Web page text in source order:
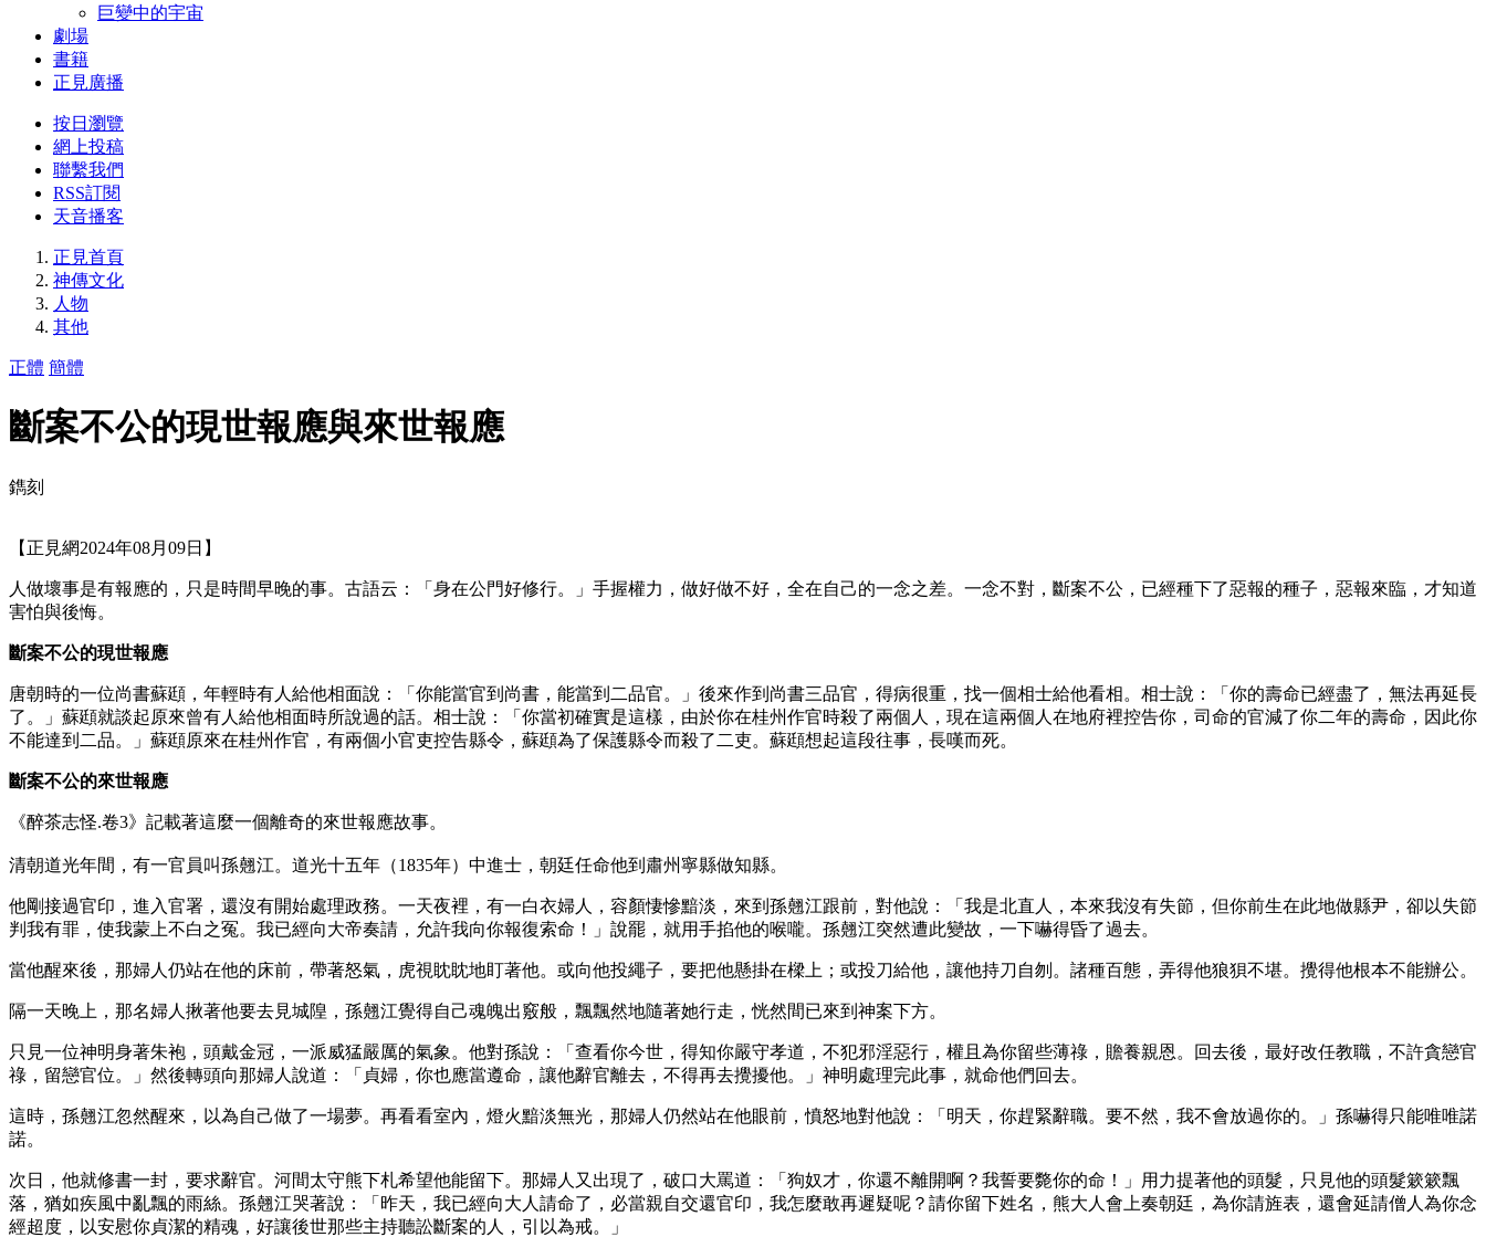
巨變中的宇宙
劇場
書籍
正見廣播
按日瀏覽
網上投稿
聯繫我們
RSS訂閱
天音播客
正見首頁
神傳文化
人物
其他
正體 簡體
斷案不公的現世報應與來世報應
鐫刻
【正見網2024年08月09日】
人做壞事是有報應的，只是時間早晚的事。古語云：「身在公門好修行。」手握權力，做好做不好，全在自己的一念之差。一念不對，斷案不公，已經種下了惡報的種子，惡報來臨，才知道
害怕與後悔。
斷案不公的現世報應
唐朝時的一位尚書蘇頲，年輕時有人給他相面說：「你能當官到尚書，能當到二品官。」後來作到尚書三品官，得病很重，找一個相士給他看相。相士說：「你的壽命已經盡了，無法再延長
了。」蘇頲就談起原來曾有人給他相面時所說過的話。相士說：「你當初確實是這樣，由於你在桂州作官時殺了兩個人，現在這兩個人在地府裡控告你，司命的官減了你二年的壽命，因此你
不能達到二品。」蘇頲原來在桂州作官，有兩個小官吏控告縣令，蘇頲為了保護縣令而殺了二吏。蘇頲想起這段往事，長嘆而死。
斷案不公的來世報應
《醉茶志怪.卷3》記載著這麼一個離奇的來世報應故事。
清朝道光年間，有一官員叫孫翹江。道光十五年（1835年）中進士，朝廷任命他到肅州寧縣做知縣。
他剛接過官印，進入官署，還沒有開始處理政務。一天夜裡，有一白衣婦人，容顏悽慘黯淡，來到孫翹江跟前，對他說：「我是北直人，本來我沒有失節，但你前生在此地做縣尹，卻以失節
判我有罪，使我蒙上不白之冤。我已經向大帝奏請，允許我向你報復索命！」說罷，就用手掐他的喉嚨。孫翹江突然遭此變故，一下嚇得昏了過去。
當他醒來後，那婦人仍站在他的床前，帶著怒氣，虎視眈眈地盯著他。或向他投繩子，要把他懸掛在樑上；或投刀給他，讓他持刀自刎。諸種百態，弄得他狼狽不堪。攪得他根本不能辦公。
隔一天晚上，那名婦人揪著他要去見城隍，孫翹江覺得自己魂魄出竅般，飄飄然地隨著她行走，恍然間已來到神案下方。
只見一位神明身著朱袍，頭戴金冠，一派威猛嚴厲的氣象。他對孫說：「查看你今世，得知你嚴守孝道，不犯邪淫惡行，權且為你留些薄祿，贍養親恩。回去後，最好改任教職，不許貪戀官
祿，留戀官位。」然後轉頭向那婦人說道：「貞婦，你也應當遵命，讓他辭官離去，不得再去攪擾他。」神明處理完此事，就命他們回去。
這時，孫翹江忽然醒來，以為自己做了一場夢。再看看室內，燈火黯淡無光，那婦人仍然站在他眼前，憤怒地對他說：「明天，你趕緊辭職。要不然，我不會放過你的。」孫嚇得只能唯唯諾
諾。
次日，他就修書一封，要求辭官。河間太守熊下札希望他能留下。那婦人又出現了，破口大罵道：「狗奴才，你還不離開啊？我誓要斃你的命！」用力提著他的頭髮，只見他的頭髮簌簌飄
落，猶如疾風中亂飄的雨絲。孫翹江哭著說：「昨天，我已經向大人請命了，必當親自交還官印，我怎麼敢再遲疑呢？請你留下姓名，熊大人會上奏朝廷，為你請旌表，還會延請僧人為你念
經超度，以安慰你貞潔的精魂，好讓後世那些主持聽訟斷案的人，引以為戒。」